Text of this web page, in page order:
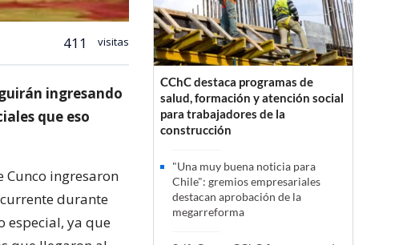
411 visitas
ingresando
que eso
Cunco ingresaron
durante
especial, ya que
CChC destaca programas de
salud, formación y atención social
para trabajadores de la
construcción
"Una muy buena noticia para
Chile": gremios empresariales
destacan aprobación de la
megarreforma